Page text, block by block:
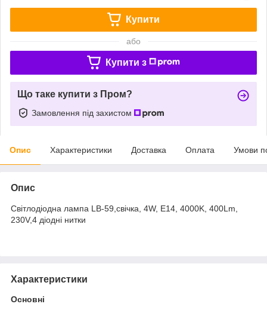
Купити
або
Купити з
Що таке купити з Пром?
Замовлення під захистом
Опис Характеристики Доставка Оплата Умови
Опис
Світлодіодна лампа LB-59,свічка, 4W, E14, 4000K, 400Lm,
230V,4 діодні нитки
Характеристики
Основні